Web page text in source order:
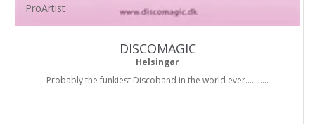
ProArtist
DISCOMAGIC
Helsingør
Probably the funkiest Discoband in the world ever...........